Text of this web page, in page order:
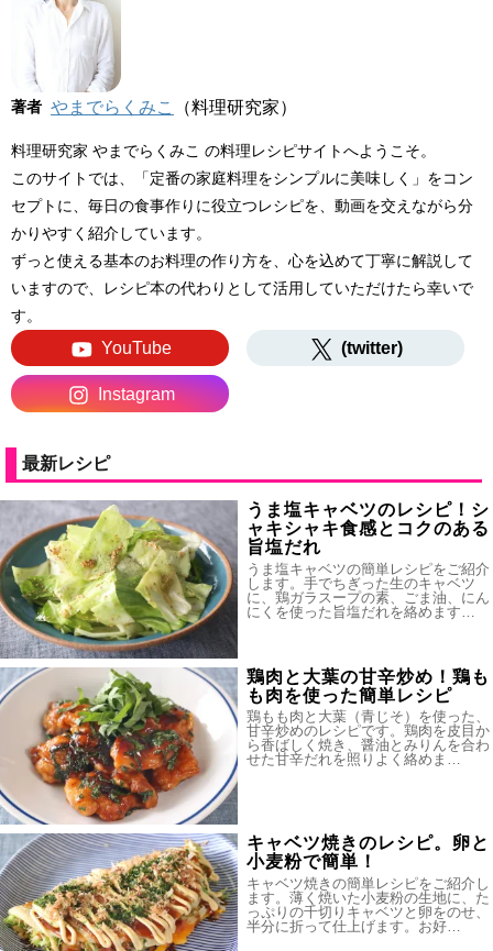
著者 やまでらくみこ （料理研究家）
料理研究家 やまでらくみこ の料理レシピサイトへようこそ。
このサイトでは、「定番の家庭料理をシンプルに美味しく」をコン
セプトに、毎日の食事作りに役立つレシピを、動画を交えながら分
かりやすく紹介しています。
ずっと使える基本のお料理の作り方を、心を込めて丁寧に解説して
いますので、レシピ本の代わりとして活用していただけたら幸いで
す。
YouTube (twitter)
Instagram
最新レシピ
うま塩キャベツのレシピ！シ
ャキシャキ食感とコクのある
旨塩だれ
うま塩キャベツの簡単レシピをご紹介
します。手でちぎった生のキャベツ
に、鶏ガラスープの素、ごま油、にん
にくを使った旨塩だれを絡めます…
鶏肉と大葉の甘辛炒め！鶏も
も肉を使った簡単レシピ
鶏もも肉と大葉（青じそ）を使った、
甘辛炒めのレシピです。鶏肉を皮目か
ら香ばしく焼き、醤油とみりんを合わ
せた甘辛だれを照りよく絡めま…
キャベツ焼きのレシピ。卵と
小麦粉で簡単！
キャベツ焼きの簡単レシピをご紹介し
ます。薄く焼いた小麦粉の生地に、た
っぷりの千切りキャベツと卵をのせ、
半分に折って仕上げます。お好…